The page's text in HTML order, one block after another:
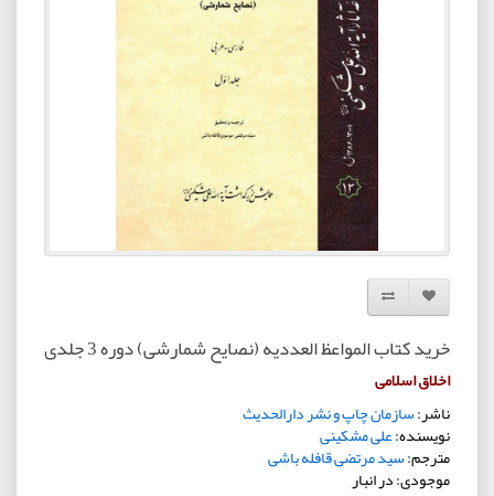
افزودن به لیست دلخواه
مقایسه این محصول
خرید کتاب المواعظ العددیه (نصایح شمارشی) دوره 3 جلدی
اخلاق اسلامی
ناشر:سازمان چاپ و نشر دارالحدیث
نویسنده:علی مشکینی
مترجم:سید مرتضی قافله باشی
موجودی: در انبار